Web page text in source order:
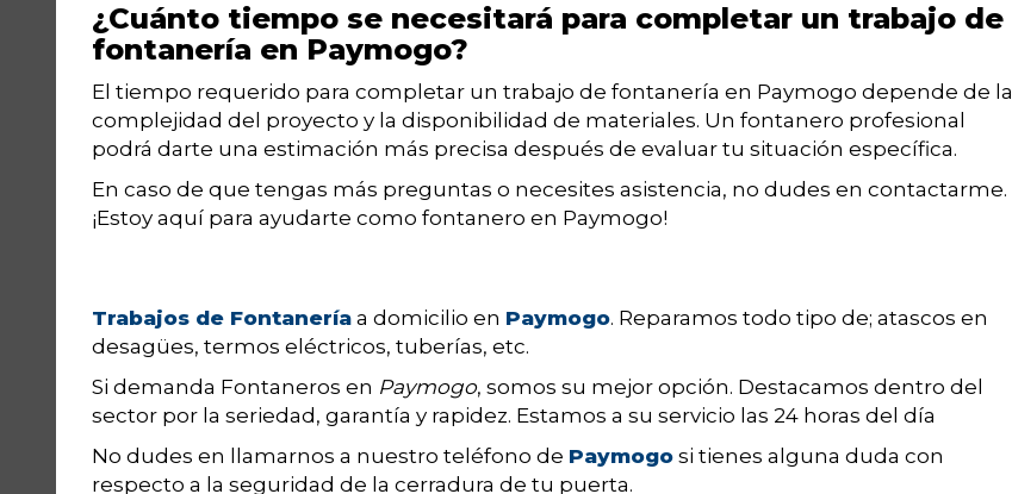
¿Cuánto tiempo se necesitará para completar un trabajo de
fontanería en Paymogo?
El tiempo requerido para completar un trabajo de fontanería en Paymogo depende de la
complejidad del proyecto y la disponibilidad de materiales. Un fontanero profesional
podrá darte una estimación más precisa después de evaluar tu situación específica.
En caso de que tengas más preguntas o necesites asistencia, no dudes en contactarme.
¡Estoy aquí para ayudarte como fontanero en Paymogo!
Trabajos de Fontanería a domicilio en Paymogo. Reparamos todo tipo de; atascos en
desagües, termos eléctricos, tuberías, etc.
Si demanda Fontaneros en Paymogo, somos su mejor opción. Destacamos dentro del
sector por la seriedad, garantía y rapidez. Estamos a su servicio las 24 horas del día
No dudes en llamarnos a nuestro teléfono de Paymogo si tienes alguna duda con
respecto a la seguridad de la cerradura de tu puerta.